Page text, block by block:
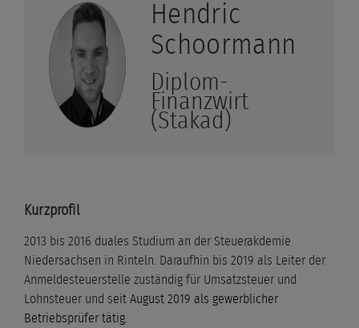
Hendric
Schoormann
Diplom-
Finanzwirt
(Stakad)
Kurzprofil
2013 bis 2016 duales Studium an der Steuerakdemie
Niedersachsen in Rinteln. Daraufhin bis 2019 als Leiter der
Anmeldesteuerstelle zuständig für Umsatzsteuer und
Lohnsteuer und seit August 2019 als gewerblicher
Betriebsprüfer tätig